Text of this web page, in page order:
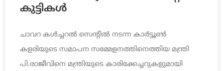
കുട്ടികൾ
ചാവറ കൾച്ചറൽ സെന്റിൽ നടന്ന കാർട്ടൂൺ
കളരിയുടെ സമാപന സമ്മേളനത്തിനെത്തിയ മന്ത്രി
പി.രാജീവിനെ മന്ത്രിയുടെ കാരിക്കേച്ചറുകളുമായി